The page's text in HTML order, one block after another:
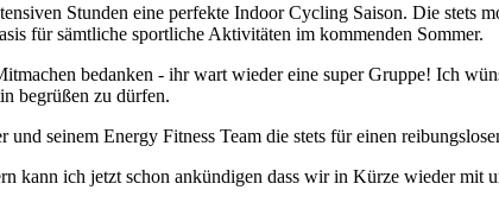
Stunden eine perfekte Indoor Cycling Saison. Die
für sämtliche sportliche Aktivitäten im kommenden Sommer.
bedanken - ihr wart wieder eine super Gruppe! Ich
begrüßen zu dürfen.
seinem Energy Fitness Team die stets für einen
kann ich jetzt schon ankündigen dass wir in Kürze wieder mit